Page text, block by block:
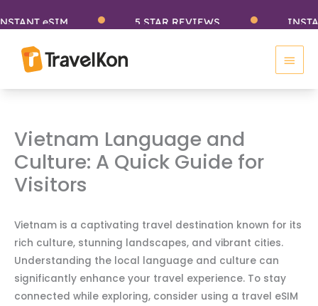
to
content
eSIM 5 STAR REVIEWS INSTANT
Main
Vietnam Language and
Culture: A Quick Guide for
Visitors
Vietnam is a captivating travel destination known for its
rich culture, stunning landscapes, and vibrant cities.
Understanding the local language and culture can
significantly enhance your travel experience. To stay
connected while exploring, consider using a travel eSIM